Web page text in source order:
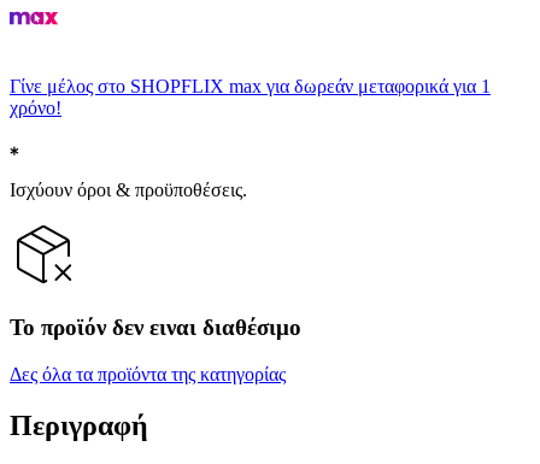
Γίνε μέλος στο SHOPFLIX max για δωρεάν μεταφορικά για 1
χρόνο!
Ισχύουν όροι & προϋποθέσεις.
Το προϊόν δεν ειναι διαθέσιμο
Δες όλα τα προϊόντα της κατηγορίας
Περιγραφή